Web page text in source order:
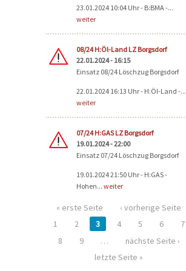
23.01.2024 10:04 Uhr - B:BMA -...
weiter
08/24 H:Öl-Land LZ Borgsdorf
22.01.2024 - 16:15
Einsatz 08/24 Löschzug Borgsdorf
22.01.2024 16:13 Uhr - H:Öl-Land -...
weiter
07/24 H:GAS LZ Borgsdorf
19.01.2024 - 22:00
Einsatz 07/24 Löschzug Borgsdorf
19.01.2024 21:50 Uhr - H:GAS -
Hohen... weiter
« erste Seite
‹ vorherige Seite
1
2 3 4 5 6
7
8
9 …
nächste Seite ›
letzte Seite »